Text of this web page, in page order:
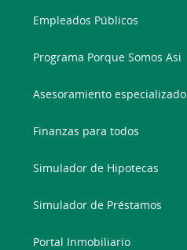
Empleados Públicos
Programa Porque Somos Asi
Asesoramiento especializado
Finanzas para todos
Simulador de Hipotecas
Simulador de Préstamos
Portal Inmobiliario